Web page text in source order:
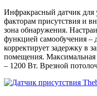
Инфракрасный датчик для
факторам присутствия и
зона обнаружения.
функцией самообучения –
корректирует задержку в
помещения.
– 1200 Вт. Врезной